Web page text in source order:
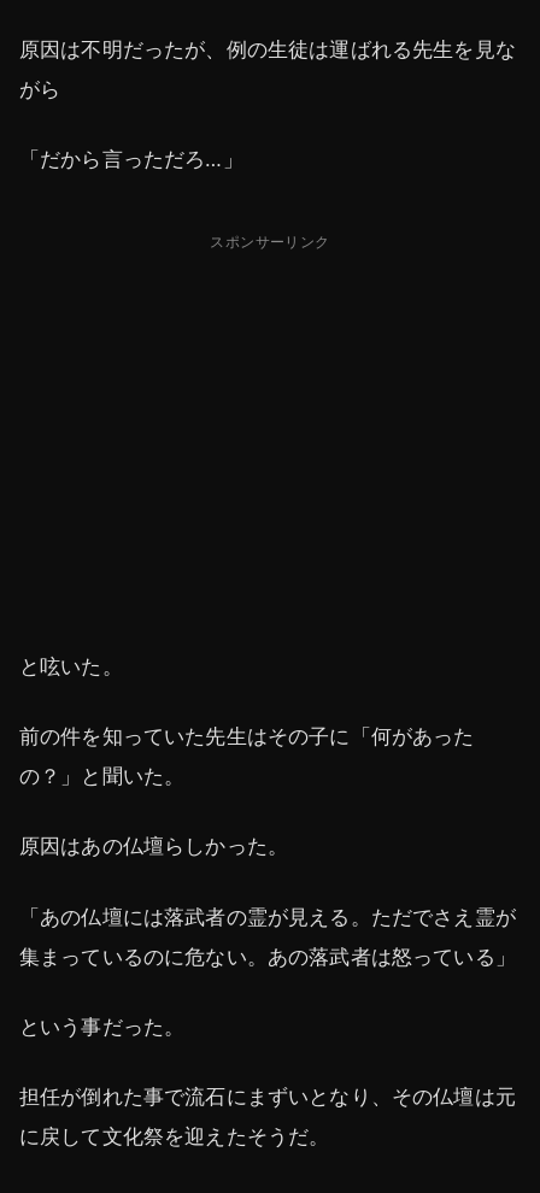
原因は不明だったが、例の生徒は運ばれる先生を見な
がら
「だから言っただろ…」
スポンサーリンク
と呟いた。
前の件を知っていた先生はその子に「何があった
の？」と聞いた。
原因はあの仏壇らしかった。
「あの仏壇には落武者の霊が見える。ただでさえ霊が
集まっているのに危ない。あの落武者は怒っている」
という事だった。
担任が倒れた事で流石にまずいとなり、その仏壇は元
に戻して文化祭を迎えたそうだ。